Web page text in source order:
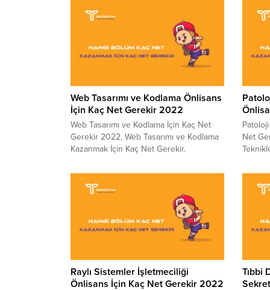
Web Tasarımı ve Kodlama Önlisans
İçin Kaç Net Gerekir 2022
Web Tasarımı ve Kodlama İçin Kaç Net
Gerekir 2022, Web Tasarımı ve Kodlama
Kazanmak İçin Kaç Net Gerekir.
sonrası merak ettikleri konuların başında
hangi bölüme kaç net ile yerleşirim
gelmektedir. Sizler için YÖK Atlas’tan
yararlanarak hazırladığımız tablomuzda
bölümü kazanan son kişinin verileri yer
almaktadır. 4...
Net
hangi
Raylı Sistemler İşletmeciliği
Önlisans İçin Kaç Net Gerekir 2022
Tıbbi